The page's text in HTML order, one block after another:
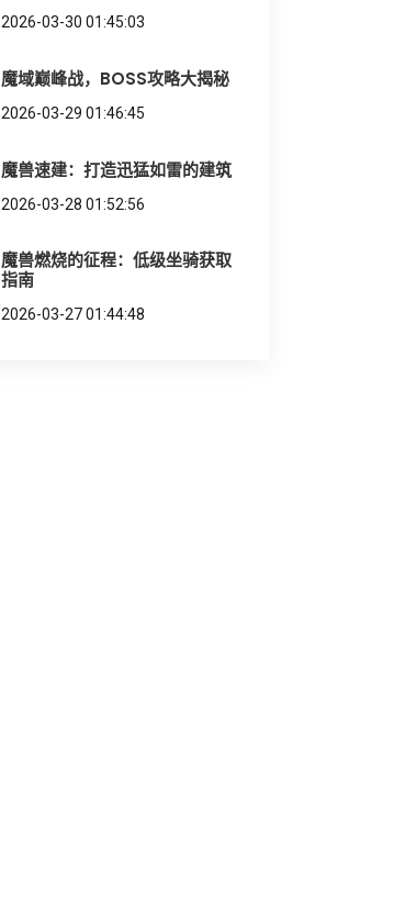
2026-03-30 01:45:03
魔域巅峰战，BOSS攻略大揭秘
2026-03-29 01:46:45
魔兽速建：打造迅猛如雷的建筑
2026-03-28 01:52:56
魔兽燃烧的征程：低级坐骑获取
指南
2026-03-27 01:44:48